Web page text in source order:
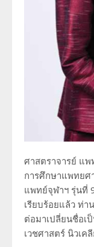
ศาสตราจารย์ แ
การศึกษาแพทย
แพทย์จุฬาฯ รุ่นที่
เรียบร้อยแล้ว ท่
ต่อมาเปลี่ยนชื่อเ
เวชศาสตร์ นิวเ